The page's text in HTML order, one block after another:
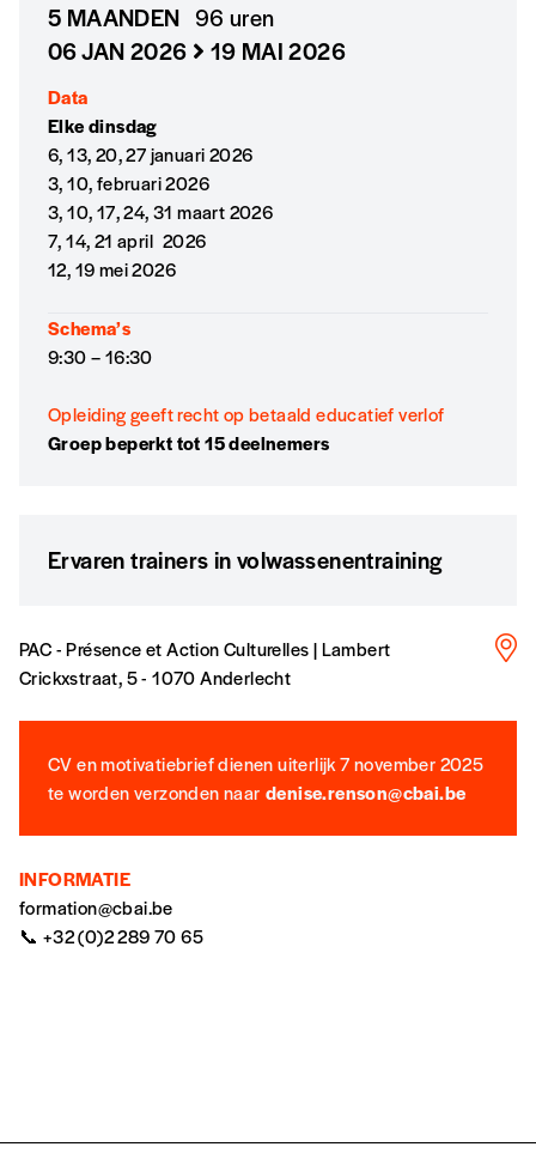
*Prix indicatif, frais de port inclus
Je m'abonne à l'Imag
Format papier (livraison uniquement
en Belgique)
Format numérique
Édition papier (livraison en Belgique
AJOUTER
AJOUTER
Offre découverte
Vous souhaitez découvrir
5 MAANDEN 96 uren
06 JAN 2026
19 MAI 2026
Data
Elke dinsdag
6, 13, 20, 27 januari 2026
3, 10, februari 2026
3, 10, 17, 24, 31 maart 2026
7, 14, 21 april 2026
12, 19 mei 2026
Schema’s
9:30 – 16:30
Opleiding geeft recht op betaald educatief verlof
Groep beperkt tot 15 deelnemers
Ervaren trainers in volwassenentraining
PAC - Présence et Action Culturelles | Lambert
Crickxstraat, 5 - 1070 Anderlecht
CV en motivatiebrief dienen uiterlijk 7 november 2025
te worden verzonden naar denise.renson@cbai.be
INFORMATIE
formation@cbai.be
📞 +32 (0)2 289 70 65